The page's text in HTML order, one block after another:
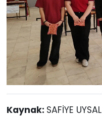
Kaynak: SAFİYE UYSAL